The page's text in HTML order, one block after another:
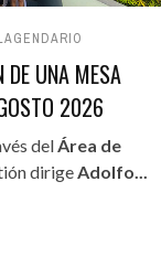
DE UNA MESA
2026
delÁrea de
dirigeAdolfo...